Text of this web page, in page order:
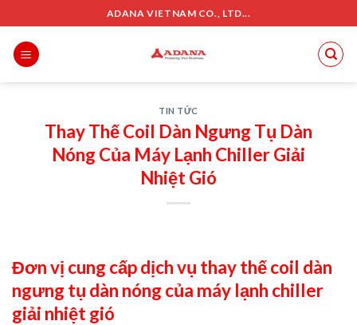
to
content
ADANA VIETNAM CO., LTD...
TIN TỨC
Thay Thế Coil Dàn Ngưng Tụ Dàn
Nóng Của Máy Lạnh Chiller Giải
Nhiệt Gió
Đơn vị cung cấp dịch vụ thay thế coil dàn
ngưng tụ dàn nóng của máy lạnh chiller
giải nhiệt gió